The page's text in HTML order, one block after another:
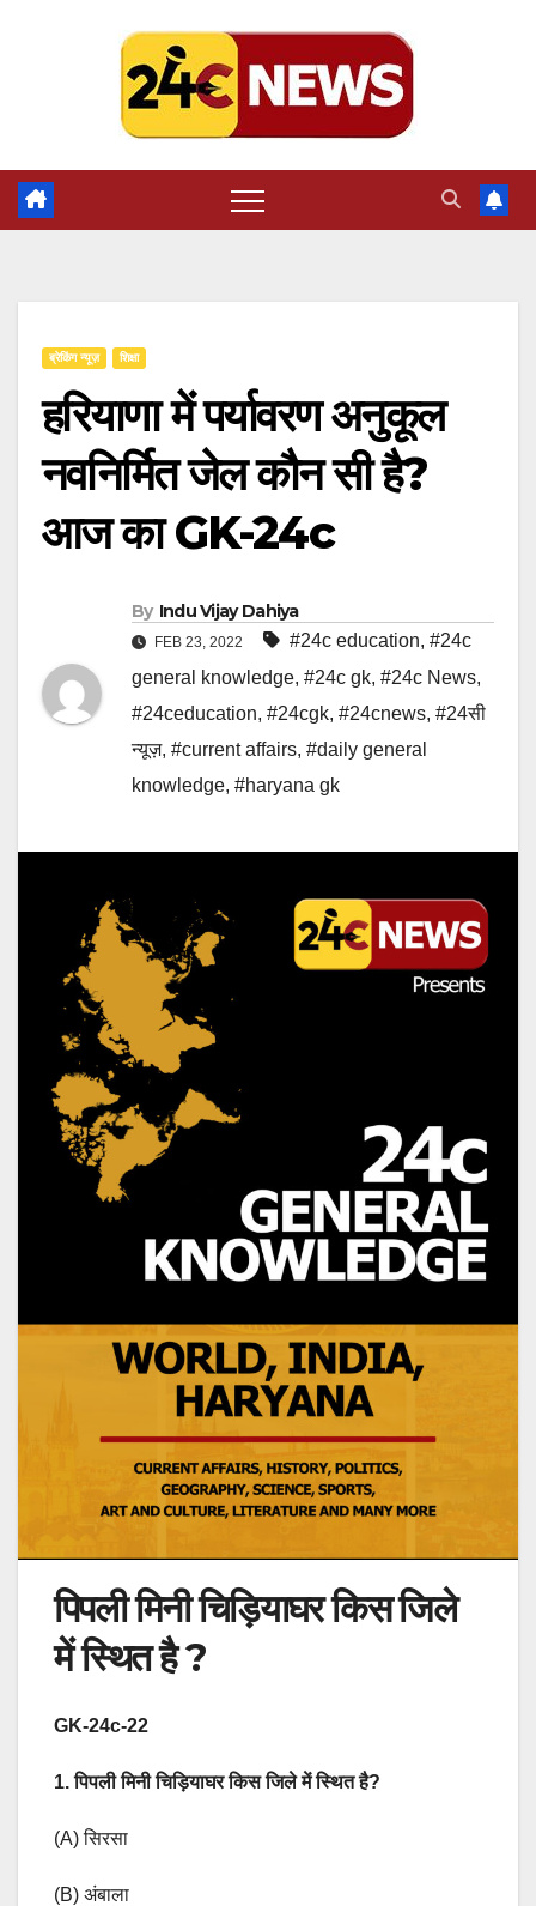
ब्रेकिंग न्यूज़ शिक्षा
हरियाणा में पर्यावरण अनुकूल
नवनिर्मित जेल कौन सी है?
आज का GK-24c
By Indu Vijay Dahiya
FEB 23, 2022 #24c education, #24c
general knowledge, #24c gk, #24c News,
#24ceducation, #24cgk, #24cnews, #24सी
न्यूज़, #current affairs, #daily general
knowledge, #haryana gk
पिपली मिनी चिड़ियाघर किस जिले
में स्थित है ?
GK-24c-22
1. पिपली मिनी चिड़ियाघर किस जिले में स्थित है?
(A) सिरसा
(B) अंबाला